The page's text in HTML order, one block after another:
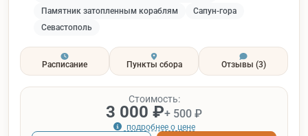
Памятник затопленным кораблям
Сапун-гора
Севастополь
Расписание Пункты сбора Отзывы (3)
Стоимость:
3 000 ₽+ 500 ₽
подробнее о цене